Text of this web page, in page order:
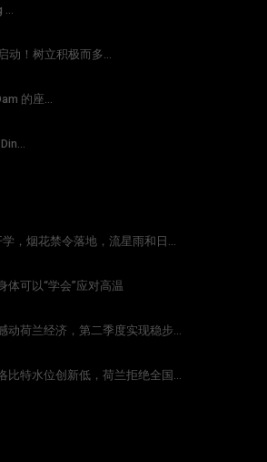
...
动！树立积极而多...
的座...
，烟花禁令落地，流星雨和日...
体可以“学会”应对高温
动荷兰经济，第二季度实现稳步...
比特水位创新低，荷兰拒绝全国...